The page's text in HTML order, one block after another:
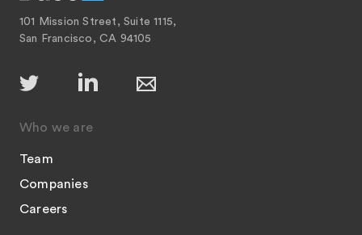
101 Mission Street, Suite 1115,
San Francisco, CA 94105
Who we are
Team
Companies
Careers